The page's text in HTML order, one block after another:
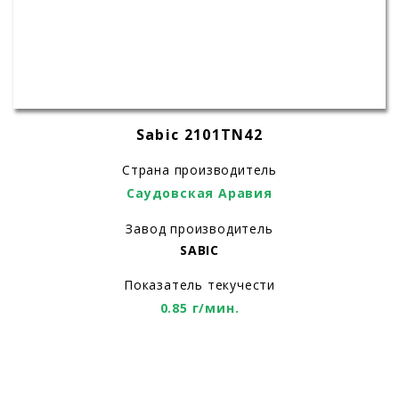
Sabic 2101TN42
Страна производитель
Саудовская Аравия
Завод производитель
SABIC
Показатель текучести
0.85 г/мин.